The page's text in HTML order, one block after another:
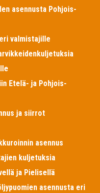
asennusta Pohjois-
valmistajille
Etelä- ja Pohjois-
ja siirrot
asennus
kuljetuksia
ja Pielisellä
asennusta eri